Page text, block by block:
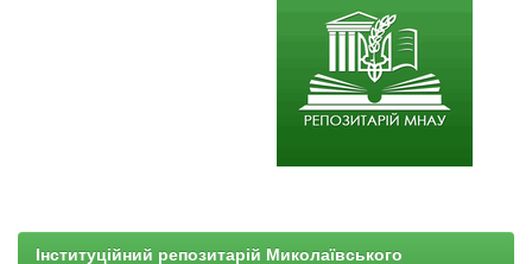
Інституційний репозитарій Миколаївського